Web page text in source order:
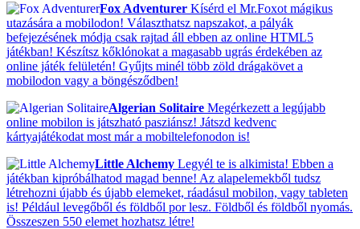
Fox Adventurer Kísérd el Mr.Foxot mágikus
utazására a mobilodon! Választhatsz napszakot, a pályák
befejezésének módja csak rajtad áll ebben az online HTML5
játékban! Készítsz kőklónokat a magasabb ugrás érdekében az
online játék felületén! Gyűjts minél több zöld drágakövet a
mobilodon vagy a böngésződben!
Algerian Solitaire Megérkezett a legújabb
online mobilon is játszható pasziánsz! Játszd kedvenc
kártyajátékodat most már a mobiltelefonodon is!
Little Alchemy Legyél te is alkimista! Ebben a
játékban kipróbálhatod magad benne! Az alapelemekből tudsz
létrehozni újabb és újabb elemeket, ráadásul mobilon, vagy tableten
is! Például levegőből és földből por lesz. Földből és földből nyomás.
Összeszen 550 elemet hozhatsz létre!